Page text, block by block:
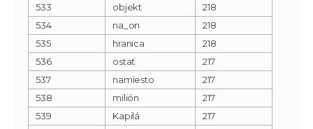
533
objekt
218
534
na_on
218
535
hranica
218
536
ostať
217
537
namiesto
217
538
milión
217
539
Kapilá
217